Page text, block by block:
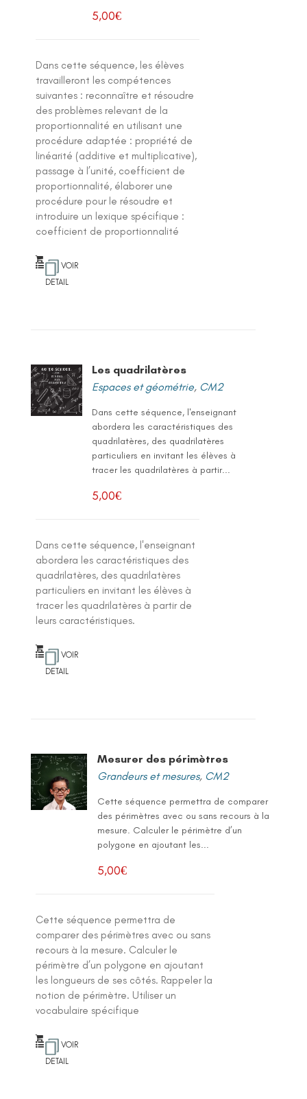
5,00€
Dans cette séquence, les élèves
travailleront les compétences
suivantes : reconnaître et résoudre
des problèmes relevant de la
proportionnalité en utilisant une
procédure adaptée : propriété de
linéarité (additive et multiplicative),
passage à l’unité, coefficient de
proportionnalité, élaborer une
procédure pour le résoudre et
introduire un lexique spécifique :
coefficient de proportionnalité
VOIR
DETAIL
Les quadrilatères
Espaces et géométrie, CM2
Dans cette séquence, l'enseignant
abordera les caractéristiques des
quadrilatères, des quadrilatères
particuliers en invitant les élèves à
tracer les quadrilatères à partir...
5,00€
Dans cette séquence, l'enseignant
abordera les caractéristiques des
quadrilatères, des quadrilatères
particuliers en invitant les élèves à
tracer les quadrilatères à partir de
leurs caractéristiques.
VOIR
DETAIL
Mesurer des périmètres
Grandeurs et mesures, CM2
Cette séquence permettra de comparer
des périmètres avec ou sans recours à la
mesure. Calculer le périmètre d’un
polygone en ajoutant les...
5,00€
Cette séquence permettra de
comparer des périmètres avec ou sans
recours à la mesure. Calculer le
périmètre d’un polygone en ajoutant
les longueurs de ses côtés. Rappeler la
notion de périmètre. Utiliser un
vocabulaire spécifique
VOIR
DETAIL